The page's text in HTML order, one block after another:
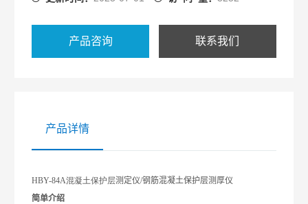
产品咨询 联系我们
产品详情
HBY-84A混凝土保护层测定仪/钢筋混凝土保护层测厚仪
简单介绍